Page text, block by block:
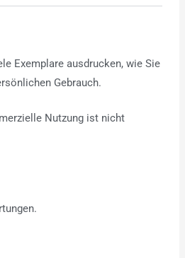
Exemplare ausdrucken, wie Sie
Gebrauch.
Nutzung ist nicht